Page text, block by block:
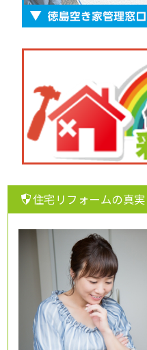
住宅リフォームの真実